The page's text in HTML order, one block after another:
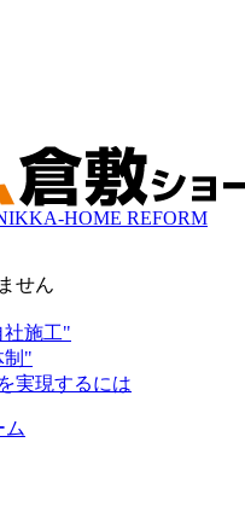
せん
HOME REFORM
社施工"
制"
実現するには
ム